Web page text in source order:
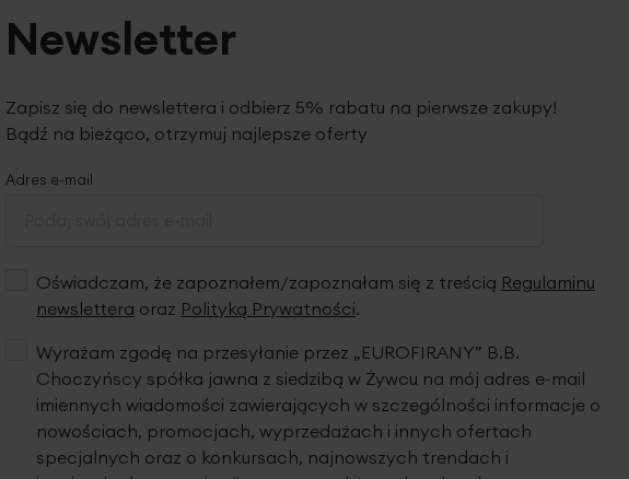
Newsletter
Zapisz się do newslettera i odbierz 5% rabatu na pierwsze zakupy!
Bądź na bieżąco, otrzymuj najlepsze oferty
Adres e-mail
Oświadczam, że zapoznałem/zapoznałam się z treścią Regulaminu
newslettera oraz Polityką Prywatności.
Wyrażam zgodę na przesyłanie przez „EUROFIRANY” B.B.
Choczyńscy spółka jawna z siedzibą w Żywcu na mój adres e-mail
imiennych wiadomości zawierających w szczególności informacje o
nowościach, promocjach, wyprzedażach i innych ofertach
specjalnych oraz o konkursach, najnowszych trendach i